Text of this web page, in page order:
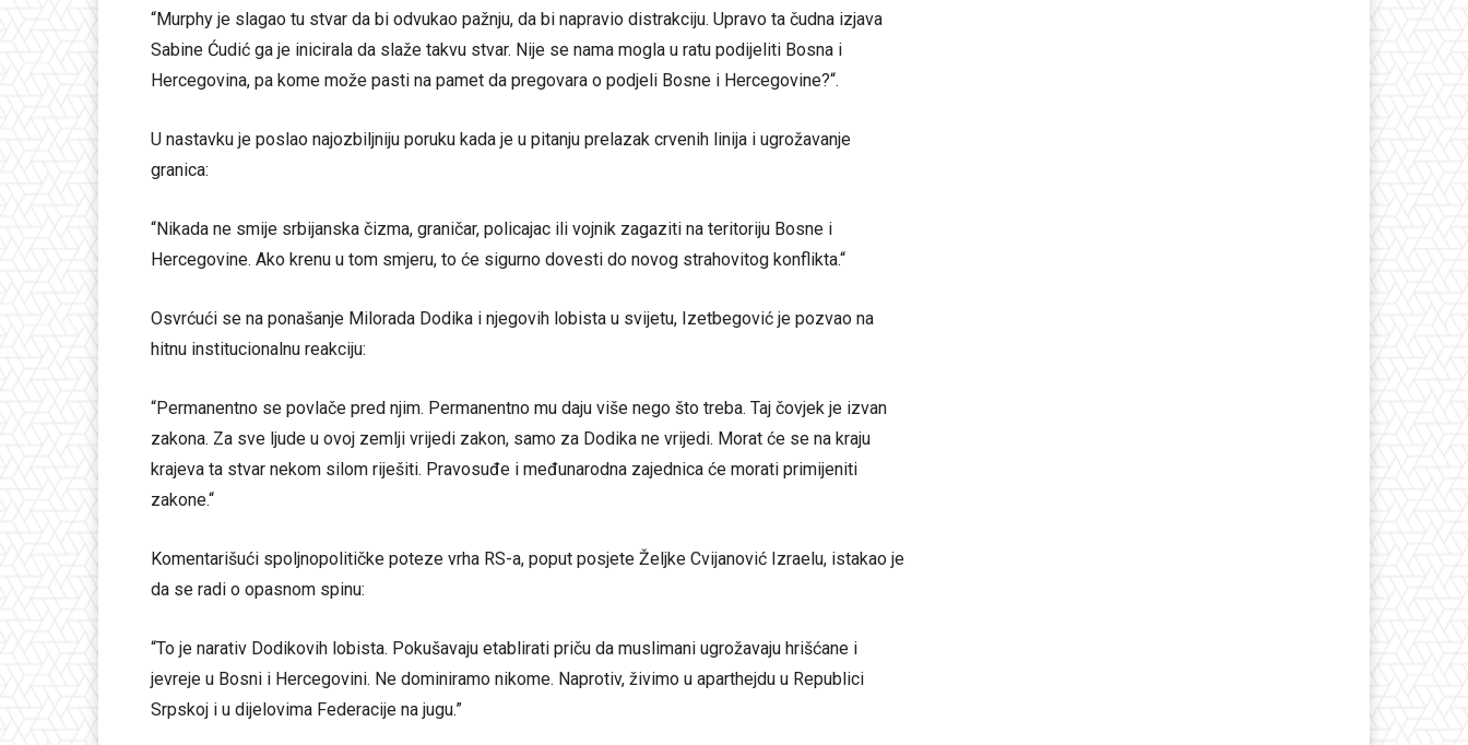
“Murphy je slagao tu stvar da bi odvukao pažnju, da bi napravio distrakciju. Upravo ta čudna izjava
Sabine Ćudić ga je inicirala da slaže takvu stvar. Nije se nama mogla u ratu podijeliti Bosna i
Hercegovina, pa kome može pasti na pamet da pregovara o podjeli Bosne i Hercegovine?“.
U nastavku je poslao najozbiljniju poruku kada je u pitanju prelazak crvenih linija i ugrožavanje
granica:
“Nikada ne smije srbijanska čizma, graničar, policajac ili vojnik zagaziti na teritoriju Bosne i
Hercegovine. Ako krenu u tom smjeru, to će sigurno dovesti do novog strahovitog konflikta.“
Osvrćući se na ponašanje Milorada Dodika i njegovih lobista u svijetu, Izetbegović je pozvao na
hitnu institucionalnu reakciju:
“Permanentno se povlače pred njim. Permanentno mu daju više nego što treba. Taj čovjek je izvan
zakona. Za sve ljude u ovoj zemlji vrijedi zakon, samo za Dodika ne vrijedi. Morat će se na kraju
krajeva ta stvar nekom silom riješiti. Pravosuđe i međunarodna zajednica će morati primijeniti
zakone.“
Komentarišući spoljnopolitičke poteze vrha RS-a, poput posjete Željke Cvijanović Izraelu, istakao je
da se radi o opasnom spinu:
“To je narativ Dodikovih lobista. Pokušavaju etablirati priču da muslimani ugrožavaju hrišćane i
jevreje u Bosni i Hercegovini. Ne dominiramo nikome. Naprotiv, živimo u aparthejdu u Republici
Srpskoj i u dijelovima Federacije na jugu.”